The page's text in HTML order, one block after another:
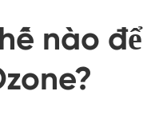
thấp
nào để